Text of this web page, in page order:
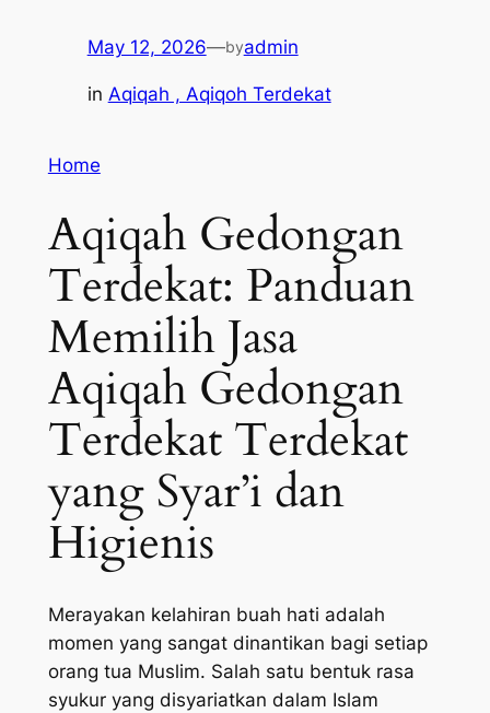
May 12, 2026—byadmin
in Aqiqah , Aqiqoh Terdekat
Home
Aqiqah Gedongan
Terdekat: Panduan
Memilih Jasa
Aqiqah Gedongan
Terdekat Terdekat
yang Syar’i dan
Higienis
Merayakan kelahiran buah hati adalah
momen yang sangat dinantikan bagi setiap
orang tua Muslim. Salah satu bentuk rasa
syukur yang disyariatkan dalam Islam